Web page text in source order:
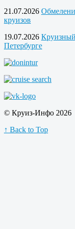
21.07.2026
круизов
19.07.2026
Петербурге
© Круиз-Инфо 2026
↑ Back to Top